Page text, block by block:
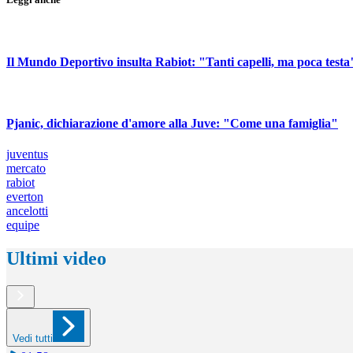
Il Mundo Deportivo insulta Rabiot: "Tanti capelli, ma poca
Pjanic, dichiarazione d'amore alla Juve: "Come una famiglia"
juventus
mercato
rabiot
everton
ancelotti
equipe
Ultimi video
Vedi tutti